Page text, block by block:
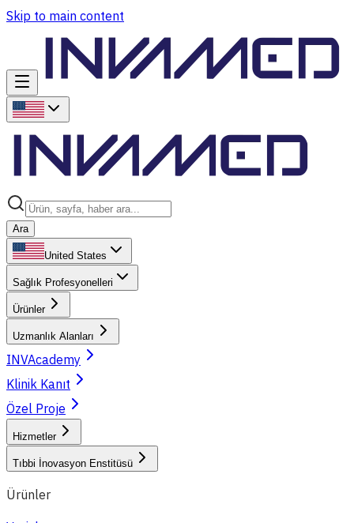
Skip to main content
Ara
United States
Sağlık Profesyonelleri
Ürünler
Uzmanlık Alanları
INVAcademy
Klinik Kanıt
Özel Proje
Hizmetler
Tıbbi İnovasyon Enstitüsü
Ürünler